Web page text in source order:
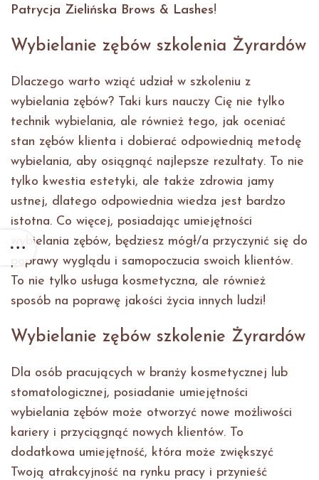
Patrycja Zielińska Brows & Lashes!
Wybielanie zębów szkolenia Żyrardów
Dlaczego warto wziąć udział w szkoleniu z
wybielania zębów? Taki kurs nauczy Cię nie tylko
technik wybielania, ale również tego, jak oceniać
stan zębów klienta i dobierać odpowiednią metodę
wybielania, aby osiągnąć najlepsze rezultaty. To nie
tylko kwestia estetyki, ale także zdrowia jamy
ustnej, dlatego odpowiednia wiedza jest bardzo
istotna. Co więcej, posiadając umiejętności
wybielania zębów, będziesz mógł/a przyczynić się do
poprawy wyglądu i samopoczucia swoich klientów.
To nie tylko usługa kosmetyczna, ale również
sposób na poprawę jakości życia innych ludzi!
Wybielanie zębów szkolenie Żyrardów
Dla osób pracujących w branży kosmetycznej lub
stomatologicznej, posiadanie umiejętności
wybielania zębów może otworzyć nowe możliwości
kariery i przyciągnąć nowych klientów. To
dodatkowa umiejętność, która może zwiększyć
Twoją atrakcyjność na rynku pracy i przynieść